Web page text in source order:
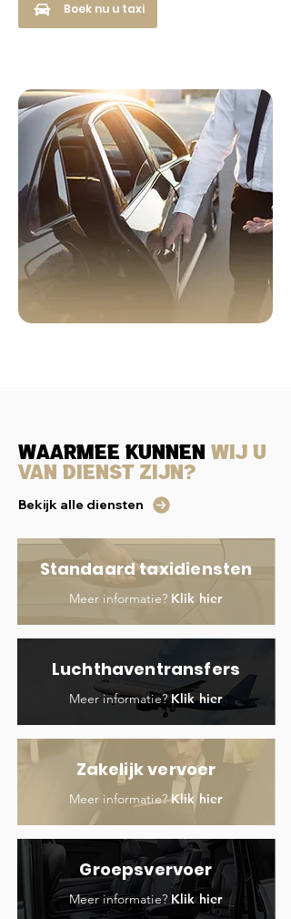
Boek nu u taxi
Waarmee kunnen wij u
van dienst zijn?
Bekijk alle diensten
Standaard taxidiensten
Meer informatie? Klik hier
Luchthaventransfers
Meer informatie?Klik hier
Zakelijk vervoer
Meer informatie?Klik hier
Groepsvervoer
Meer informatie?Klik hier